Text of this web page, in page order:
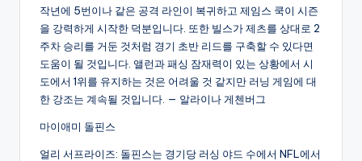
작년에 5번이나 같은 공격 라인이 복귀하고 제임스 쿡이 시즌
을 강력하게 시작한 덕분입니다. 또한 빌스가 제츠를 상대로 2
주차 승리를 거둔 것처럼 경기 초반 리드를 구축할 수 있다면
도움이 될 것입니다. 앨런과 패싱 잠재력이 있는 상황에서 시
도에서 1위를 유지하는 것은 어려울 것 같지만 러닝 게임에 대
한 강조는 계속될 것입니다. — 알라이나 게첸버그
마이애미 돌핀스
얼리 서프라이즈: 돌핀스는 경기당 러싱 야드 수에서 NFL에서